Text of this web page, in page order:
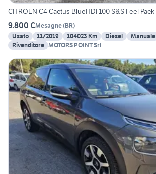
CITROEN C4 Cactus BlueHDi 100 S&S Feel Pack
9.800 €Mesagne(BR)
Usato
11/2019 104023 Km Diesel Manuale
Rivenditore MOTORS POINT Srl